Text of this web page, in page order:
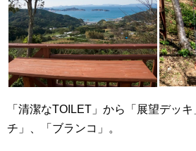
「清潔なTOILET」から「展望デッ
チ」、「ブランコ」。